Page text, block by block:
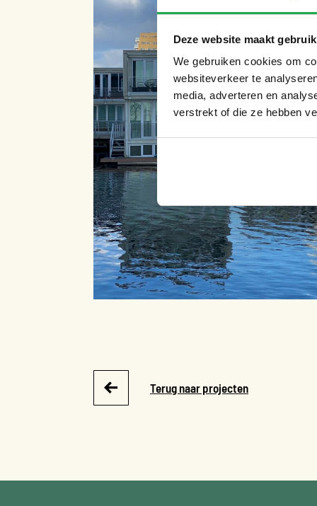
Deze website maakt
We gebruiken cookies om
websiteverkeer te
media, adverteren en
verstrekt of die ze hebben
Terug naar projecten